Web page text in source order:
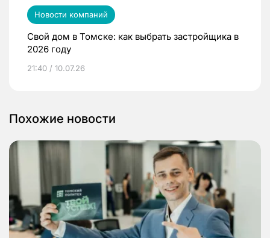
Новости компаний
Свой дом в Томске: как выбрать застройщика в
2026 году
21:40 / 10.07.26
Похожие новости